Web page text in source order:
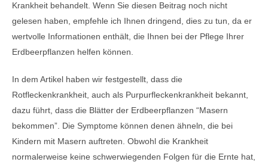
Krankheit behandelt. Wenn Sie diesen Beitrag noch nicht
gelesen haben, empfehle ich Ihnen dringend, dies zu tun, da er
wertvolle Informationen enthält, die Ihnen bei der Pflege Ihrer
Erdbeerpflanzen helfen können.
In dem Artikel haben wir festgestellt, dass die
Rotfleckenkrankheit, auch als Purpurfleckenkrankheit bekannt,
dazu führt, dass die Blätter der Erdbeerpflanzen “Masern
bekommen”. Die Symptome können denen ähneln, die bei
Kindern mit Masern auftreten. Obwohl die Krankheit
normalerweise keine schwerwiegenden Folgen für die Ernte hat,